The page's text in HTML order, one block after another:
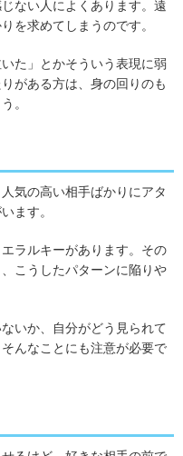
ない人によくあります。遠
を求めてしまうのです。
た」とかそういう表現に弱
がある方は、身の回りのも
。
気の高い相手ばかりにアタ
ます。
ラルキーがあります。その
こうしたパターンに陥りや
いか、自分がどう見られて
んなことにも注意が必要で